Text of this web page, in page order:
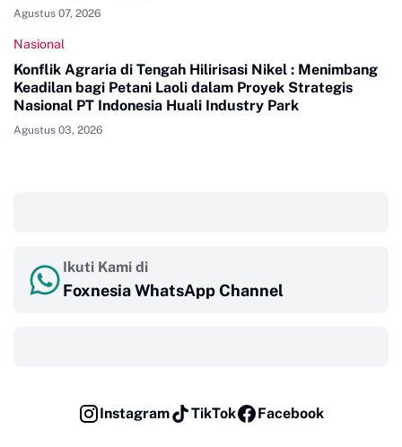
Agustus 07, 2026
Nasional
Konflik Agraria di Tengah Hilirisasi Nikel : Menimbang
Keadilan bagi Petani Laoli dalam Proyek Strategis
Nasional PT Indonesia Huali Industry Park
Agustus 03, 2026
Ikuti Kami di
Foxnesia WhatsApp Channel
Instagram TikTok Facebook